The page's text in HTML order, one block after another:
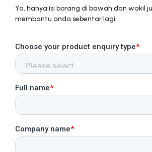
Ya, hanya isi borang di bawah dan wakil
membantu anda sebentar lagi.